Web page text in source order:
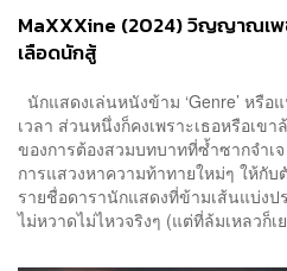
MaXXXine (2024) วิญญาณเ
เลือดนักสู้
นักแสดงเล่นหนังข้าม ‘Genre’ หรื
เวลา ส่วนหนึ่งก็คงเพราะเธอหรือเข
ของการต้องสวมบทบาทที่ซ้ำซากจำเ
การแสวงหาความท้าทายใหม่ๆ ให้กับ
รายชื่อดารานักแสดงที่ข้ามเส้นแบ่งป
ไม่หวาดไม่ไหวจริงๆ (แต่ที่ล้มเหลวก็เ